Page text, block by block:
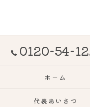
0120-54-
ホーム
代表あいさつ